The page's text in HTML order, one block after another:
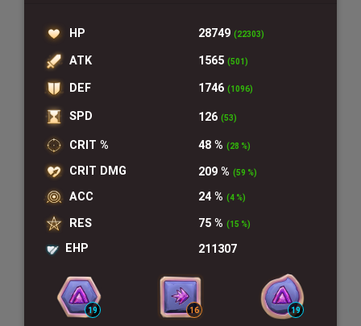
HP 28749 (22303)
ATK 1565 (501)
DEF 1746 (1096)
SPD 126 (53)
CRIT % 48 % (28 %)
CRIT DMG 209 % (59 %)
ACC 24 % (4 %)
RES 75 % (15 %)
EHP 211307